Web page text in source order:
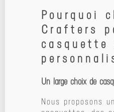
Pourquoi
Crafters
casquette
Un large choix de
Nous proposons